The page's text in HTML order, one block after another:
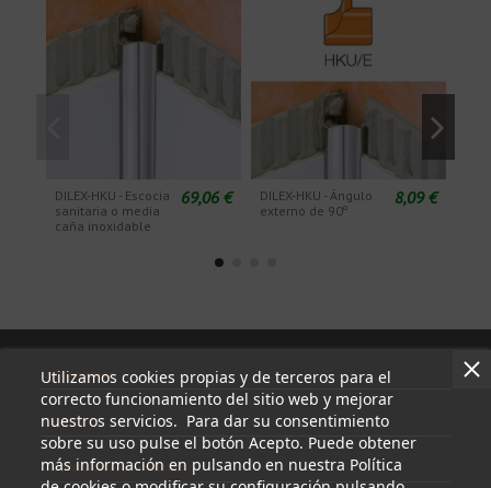
DILEX-HKU - Escocia
sanitaria o media
caña inoxidable
69,06 €
DILEX-HKU - Ángulo
externo de 90º
8,09 €
Utilizamos cookies propias y de terceros para el
correcto funcionamiento del sitio web y mejorar
nuestros servicios. Para dar su consentimiento
sobre su uso pulse el botón Acepto. Puede obtener
más información en pulsando en nuestra Política
Información
Mi cuenta
Información de contacto